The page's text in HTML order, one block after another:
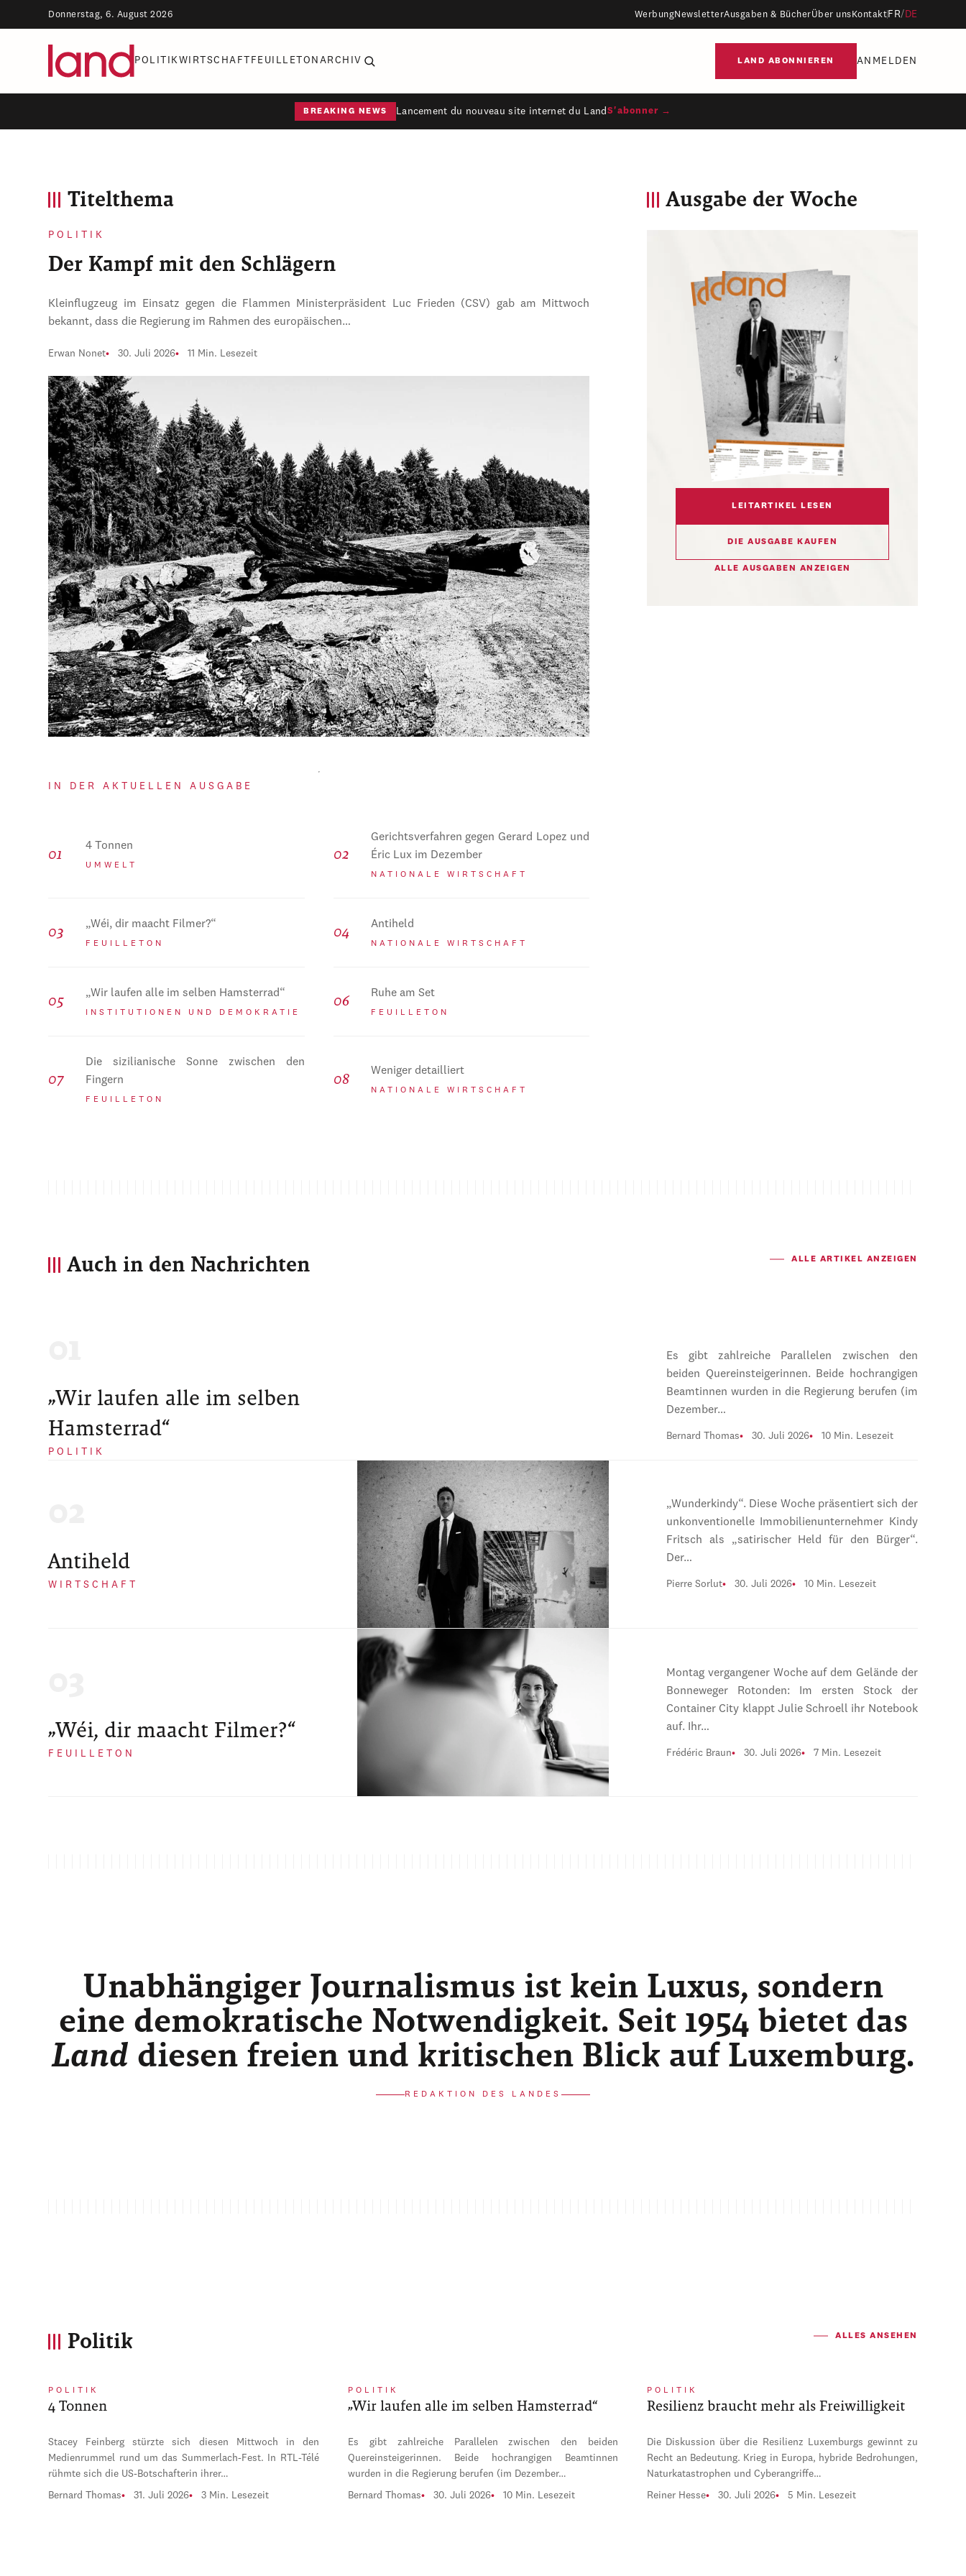
Donnerstag, 6. August 2026 WerbungNewsletterAusgaben & BücherÜber uns Kontakt FR/ DE
POLITIKWIRTSCHAFT FEUILLETON ARCHIV LAND ABONNIEREN ANMELDEN
BREAKING NEWS Lancement du nouveau site internet du Land S'abonner →
Titelthema
POLITIK
Der Kampf mit den Schlägern
Kleinflugzeug im Einsatz gegen die Flammen Ministerpräsident Luc Frieden (CSV) gab am Mittwoch
bekannt, dass die Regierung im Rahmen des europäischen…
Erwan Nonet 30. Juli 2026 11 Min. Lesezeit
IN DER AKTUELLEN AUSGABE
4 Tonnen
UMWELT
Gerichtsverfahren gegen Gerard Lopez und
Éric Lux im Dezember
NATIONALE WIRTSCHAFT
„Wéi, dir maacht Filmer?“
FEUILLETON
Antiheld
NATIONALE WIRTSCHAFT
„Wir laufen alle im selben Hamsterrad“
INSTITUTIONEN UND DEMOKRATIE
Ruhe am Set
FEUILLETON
Die sizilianische Sonne zwischen den
Fingern
FEUILLETON
Weniger detailliert
NATIONALE WIRTSCHAFT
Ausgabe der Woche
LEITARTIKEL LESEN
DIE AUSGABE KAUFEN
ALLE AUSGABEN ANZEIGEN
Auch in den Nachrichten ALLE ARTIKEL ANZEIGEN
„Wir laufen alle im selben
Hamsterrad“
POLITIK
Es gibt zahlreiche Parallelen zwischen den
beiden Quereinsteigerinnen. Beide hochrangigen
Beamtinnen wurden in die Regierung berufen (im
Dezember…
Bernard Thomas 30. Juli 2026 10 Min. Lesezeit
Antiheld
WIRTSCHAFT
„Wunderkindy“. Diese Woche präsentiert sich der
unkonventionelle Immobilienunternehmer Kindy
Fritsch als „satirischer Held für den Bürger“.
Der…
Pierre Sorlut 30. Juli 2026 10 Min. Lesezeit
„Wéi, dir maacht Filmer?“
FEUILLETON
Montag vergangener Woche auf dem Gelände der
Bonneweger Rotonden: Im ersten Stock der
Container City klappt Julie Schroell ihr Notebook
auf. Ihr…
Frédéric Braun 30. Juli 2026 7 Min. Lesezeit
Unabhängiger Journalismus ist kein Luxus, sondern
eine demokratische Notwendigkeit. Seit 1954 bietet das
Land diesen freien und kritischen Blick auf Luxemburg.
REDAKTION DES LANDES
Politik ALLES ANSEHEN
POLITIK
4 Tonnen
Stacey Feinberg stürzte sich diesen Mittwoch in den
Medienrummel rund um das Summerlach-Fest. In RTL-Télé
rühmte sich die US-Botschafterin ihrer…
Bernard Thomas 31. Juli 2026 3 Min. Lesezeit
POLITIK
„Wir laufen alle im selben Hamsterrad“
Es gibt zahlreiche Parallelen zwischen den beiden
Quereinsteigerinnen. Beide hochrangigen Beamtinnen
wurden in die Regierung berufen (im Dezember…
Bernard Thomas 30. Juli 2026 10 Min. Lesezeit
POLITIK
Resilienz braucht mehr als Freiwilligkeit
Die Diskussion über die Resilienz Luxemburgs gewinnt zu
Recht an Bedeutung. Krieg in Europa, hybride Bedrohungen,
Naturkatastrophen und Cyberangriffe…
Reiner Hesse 30. Juli 2026 5 Min. Lesezeit